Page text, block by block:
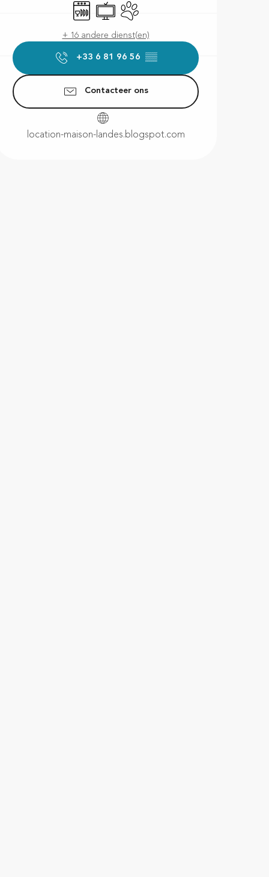
Vaatwassers
TelevisieDieren toegelaten
+ 16 andere dienst(en)
+33 6 81 96 56 ▒▒
Contacteer ons
location-maison-landes.blogspot.com